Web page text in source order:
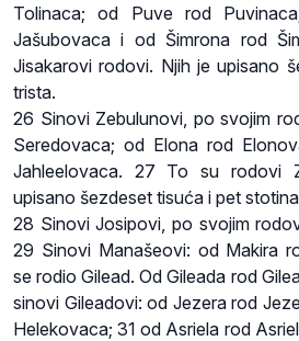
Tolinaca; od Puve rod
Jašubovaca i od Šimrona rod
Jisakarovi rodovi. Njih je upisano
trista.
26 Sinovi Zebulunovi, po svojim
Seredovaca; od Elona rod
Jahleelovaca. 27 To su rodovi
upisano šezdeset tisuća i pet
28 Sinovi Josipovi, po svojim
29 Sinovi Manašeovi: od Makira
se rodio Gilead. Od Gileada rod
sinovi Gileadovi: od Jezera rod
Helekovaca; 31 od Asriela rod